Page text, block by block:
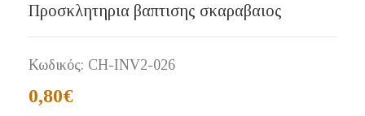
Προσκλητηρια βαπτισης σκαραβαιος
Κωδικός: CH-INV2-026
0,80€